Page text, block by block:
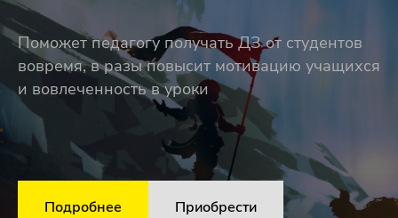
Поможет педагогу получать ДЗ от студентов
вовремя, в разы повысит мотивацию учащихся
и вовлеченность в уроки
Подробнее Приобрести